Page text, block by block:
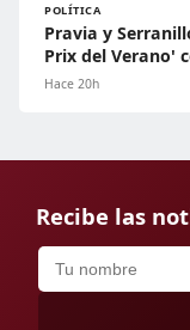
POLÍTICA
Pravia y
Prix del Verano'
Hace 20h
Recibe las